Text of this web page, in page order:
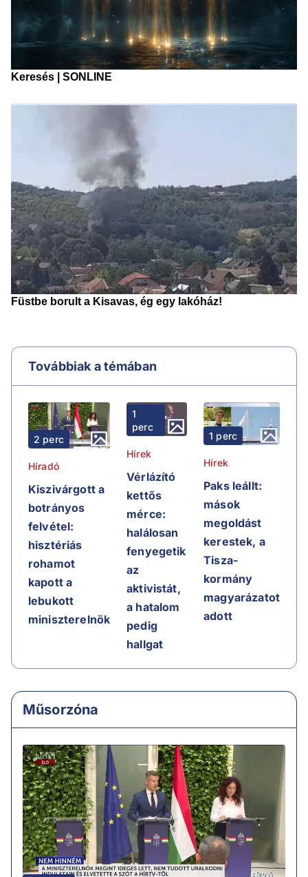
Továbbiak a témában
2 perc
Híradó
Kiszivárgott a
botrányos
felvétel:
hisztériás
rohamot
kapott a
lebukott
miniszterelnök
1
perc
Hírek
Vérlázító
kettős
mérce:
halálosan
fenyegetik
az
aktivistát,
a hatalom
pedig
hallgat
1 perc
Hírek
Paks leállt:
mások
megoldást
kerestek, a
Tisza-
kormány
magyarázatot
adott
Műsorzóna